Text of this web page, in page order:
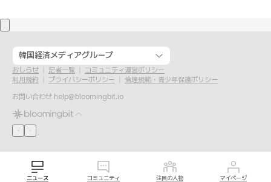
韓国経済メディアグループ
おしらせ 記者一覧
コミュニティ運営ポリシー
利用規約
プライバシーポリシー
倫理規範・青少年保護ポリシー
お問い合わせ help@bloomingbit.io
ニュース コミュニティ 注目の人物 マイページ